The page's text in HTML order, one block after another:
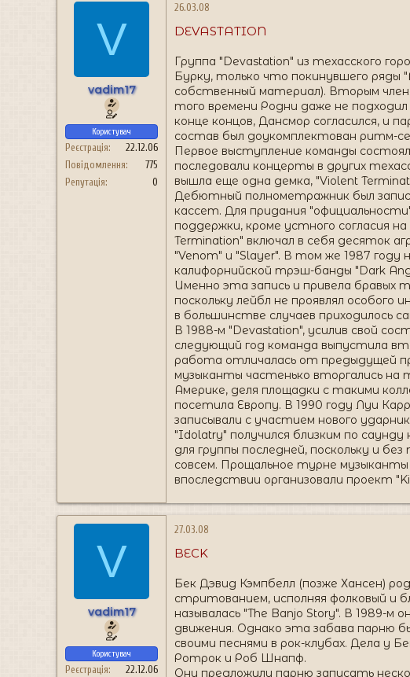
V
vadim17
Користувач
Реєстрація
22.12.06
Повідомлення
775
Репутація
0
26.03.08
DEVASTATION
Группа "Devastation" из техасского
Бурку, только что покинувшего
собственный материал). Вторым
того времени Родни даже не
конце концов, Дансмор согласился, и
состав был доукомплектован ритм-
Первое выступление команды
последовали концерты в других
вышла еще одна демка, "Violent
Дебютный полнометражник был
кассет. Для придания
поддержки, кроме устного согласия
Termination" включал в себя десяток
"Venom" и "Slayer". В том же 1987
калифорнийской трэш-банды "Dark
Именно эта запись и привела бравых
поскольку лейбл не проявлял особого
в большинстве случаев приходилось
В 1988-м "Devastation", усилив свой
следующий год команда выпустила
работа отличалась от предыдущей
музыканты частенько вторгались на
Америке, деля площадки с такими
посетила Европу. В 1990 году Луи
записывали с участием нового
"Idolatry" получился близким по
для группы последней, поскольку и
совсем. Прощальное турне музыканты
впоследствии организовали проект
V
vadim17
Користувач
Реєстрація
22.12.06
27.03.08
BECK
Бек Дэвид Кэмпбелл (позже Хансен)
стритованием, исполняя фолковый и
называлась "The Banjo Story". В 1989-м
движения. Однако эта забава парню
своими песнями в рок-клубах. Дела у
Ротрок и Роб Шнапф.
Они предложили парню записать